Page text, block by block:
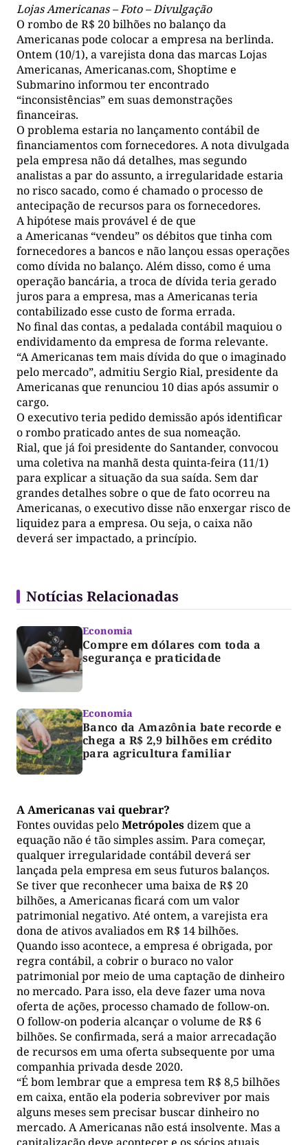
Lojas Americanas – Foto – Divulgação
O rombo de R$ 20 bilhões no balanço da
Americanas pode colocar a empresa na berlinda.
Ontem (10/1), a varejista dona das marcas Lojas
Americanas, Americanas.com, Shoptime e
Submarino informou ter encontrado
“inconsistências” em suas demonstrações
financeiras.
O problema estaria no lançamento contábil de
financiamentos com fornecedores. A nota divulgada
pela empresa não dá detalhes, mas segundo
analistas a par do assunto, a irregularidade estaria
no risco sacado, como é chamado o processo de
antecipação de recursos para os fornecedores.
A hipótese mais provável é de que
a Americanas “vendeu” os débitos que tinha com
fornecedores a bancos e não lançou essas operações
como dívida no balanço. Além disso, como é uma
operação bancária, a troca de dívida teria gerado
juros para a empresa, mas a Americanas teria
contabilizado esse custo de forma errada.
No final das contas, a pedalada contábil maquiou o
endividamento da empresa de forma relevante.
“A Americanas tem mais dívida do que o imaginado
pelo mercado”, admitiu Sergio Rial, presidente da
Americanas que renunciou 10 dias após assumir o
cargo.
O executivo teria pedido demissão após identificar
o rombo praticado antes de sua nomeação.
Rial, que já foi presidente do Santander, convocou
uma coletiva na manhã desta quinta-feira (11/1)
para explicar a situação da sua saída. Sem dar
grandes detalhes sobre o que de fato ocorreu na
Americanas, o executivo disse não enxergar risco de
liquidez para a empresa. Ou seja, o caixa não
deverá ser impactado, a princípio.
Notícias Relacionadas
Economia
Compre em dólares com toda a
segurança e praticidade
Economia
Banco da Amazônia bate recorde e
chega a R$ 2,9 bilhões em crédito
para agricultura familiar
A Americanas vai quebrar?
Fontes ouvidas peloMetrópolesdizem que a
equação não é tão simples assim. Para começar,
qualquer irregularidade contábil deverá ser
lançada pela empresa em seus futuros balanços.
Se tiver que reconhecer uma baixa de R$ 20
bilhões, a Americanas ficará com um valor
patrimonial negativo. Até ontem, a varejista era
dona de ativos avaliados em R$ 14 bilhões.
Quando isso acontece, a empresa é obrigada, por
regra contábil, a cobrir o buraco no valor
patrimonial por meio de uma captação de dinheiro
no mercado. Para isso, ela deve fazer uma nova
oferta de ações, processo chamado de follow-on.
O follow-on poderia alcançar o volume de R$ 6
bilhões. Se confirmada, será a maior arrecadação
de recursos em uma oferta subsequente por uma
companhia privada desde 2020.
“É bom lembrar que a empresa tem R$ 8,5 bilhões
em caixa, então ela poderia sobreviver por mais
alguns meses sem precisar buscar dinheiro no
mercado. A Americanas não está insolvente. Mas a